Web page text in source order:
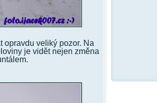
opravdu veliký pozor. Na
je vidět nejen změna